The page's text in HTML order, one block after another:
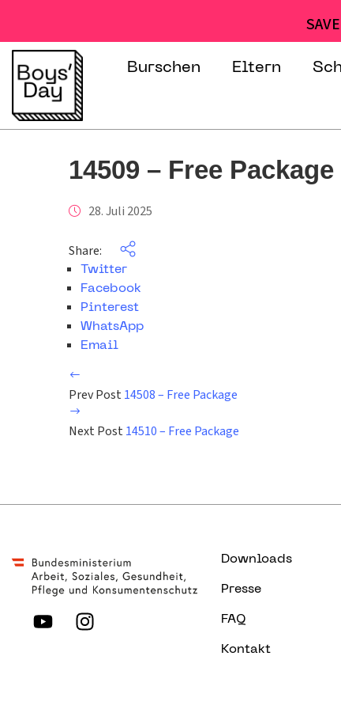
Burschen Eltern
14509 – Free Package
28. Juli 2025
Share:
Twitter
Facebook
Pinterest
WhatsApp
Email
Prev Post 14508 – Free Package
Next Post 14510 – Free Package
Downloads
Presse
FAQ
Kontakt